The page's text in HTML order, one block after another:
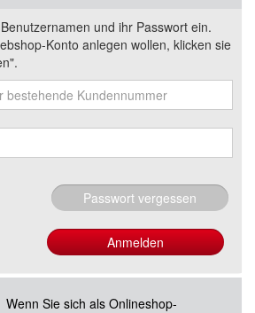
und ihr Passwort ein.
Konto anlegen wollen, klicken sie
Passwort vergessen
Wenn Sie sich als Onlineshop-